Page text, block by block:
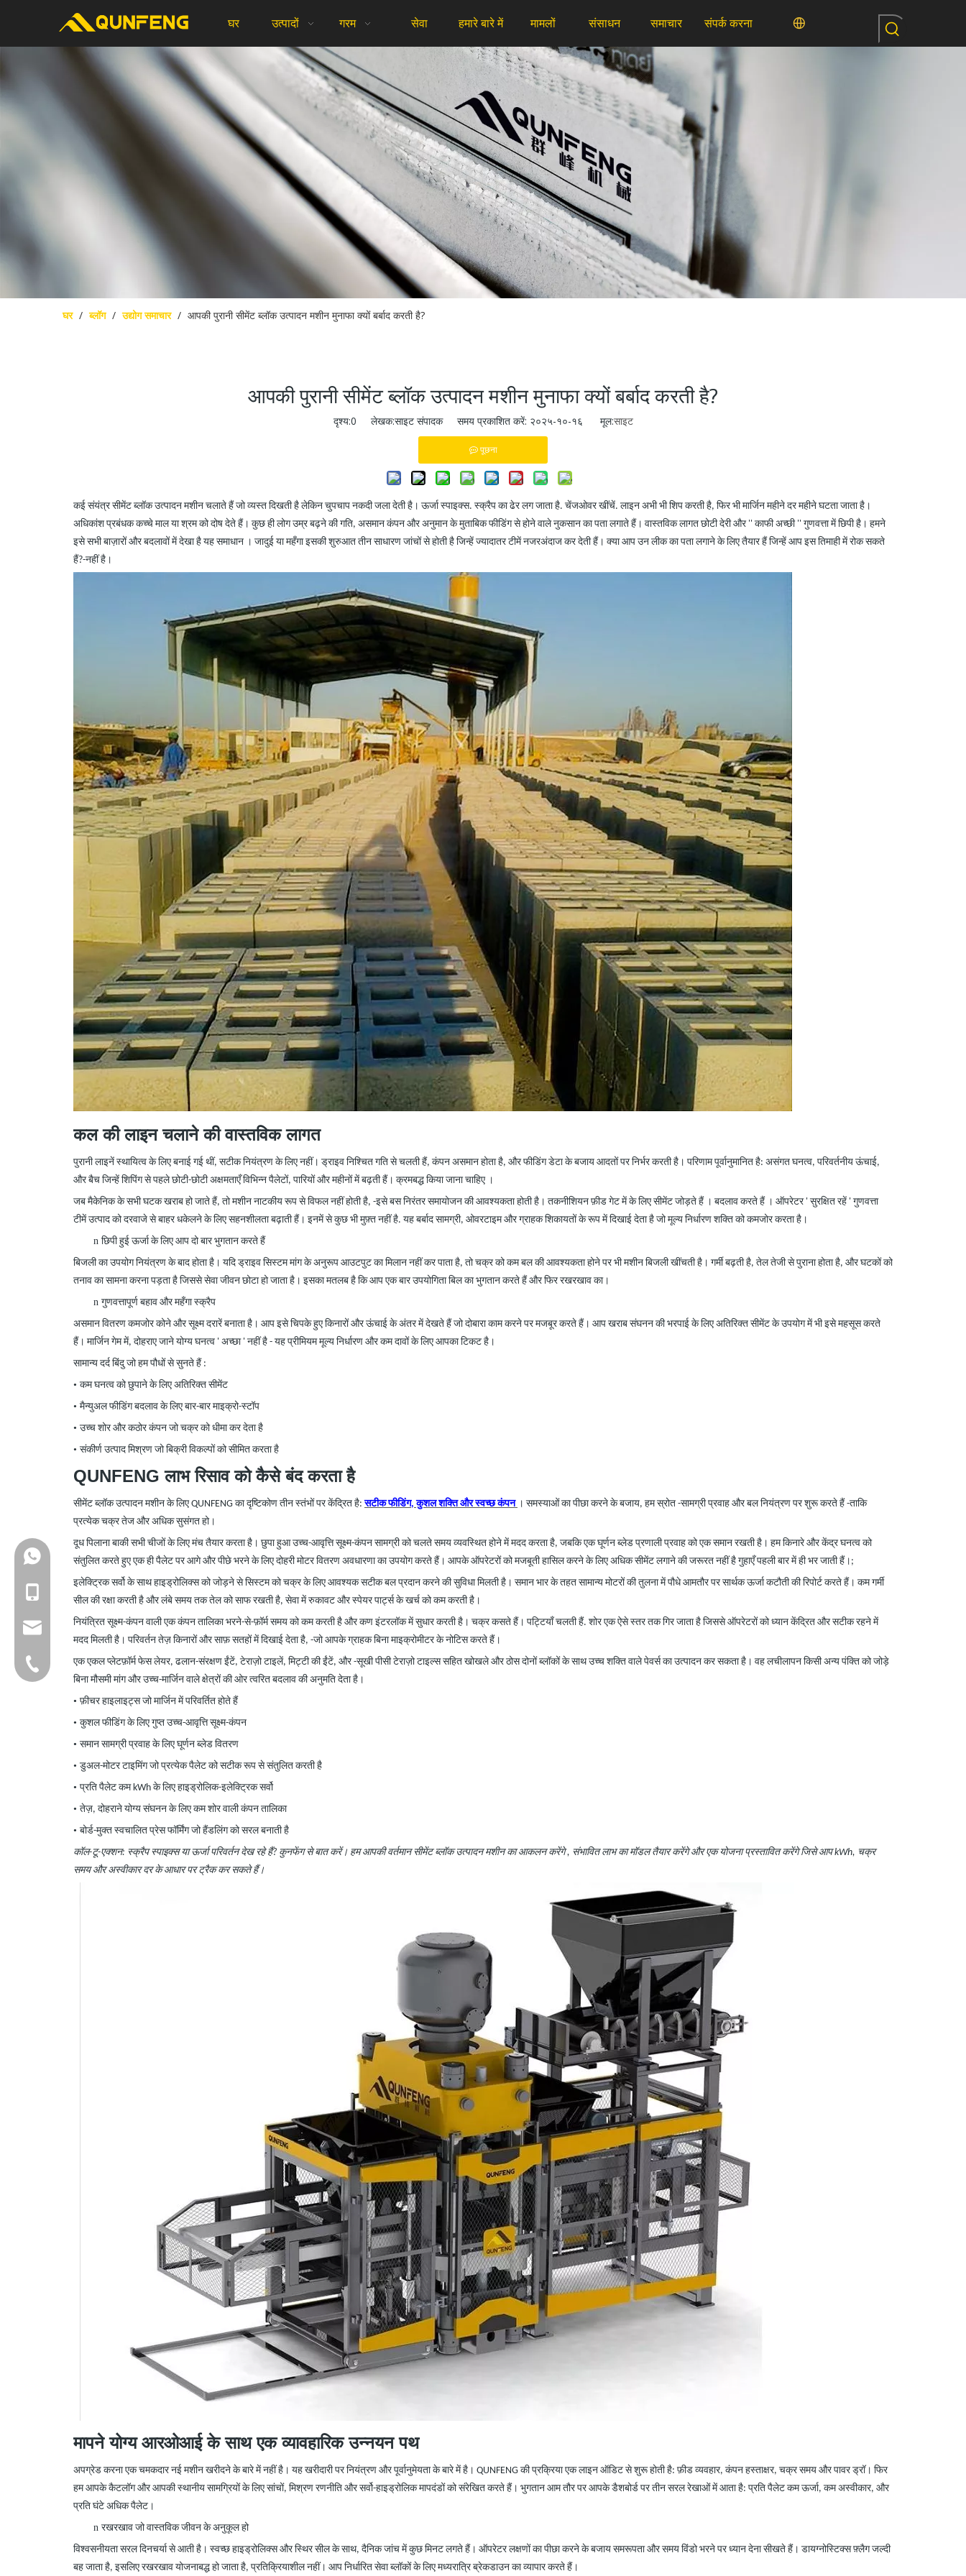
घर उत्पादों गरम सेवा हमारे बारे में मामलों संसाधन समाचार संपर्क करना
घर / ब्लॉग / उद्योग समाचार / आपकी पुरानी सीमेंट ब्लॉक उत्पादन मशीन मुनाफा क्यों बर्बाद करती है?
आपकी पुरानी सीमेंट ब्लॉक उत्पादन मशीन मुनाफा क्यों बर्बाद करती है?
दृश्य:0 लेखक:साइट संपादक समय प्रकाशित करें: २०२५-१०-१६ मूल:साइट
पूछना
कई संयंत्र सीमेंट ब्लॉक उत्पादन मशीन चलाते हैं जो व्यस्त दिखती है लेकिन चुपचाप नकदी जला देती है। ऊर्जा स्पाइक्स. स्क्रैप का ढेर लग जाता है. चेंजओवर खींचें. लाइन अभी भी शिप करती है, फिर भी मार्जिन महीने दर महीने घटता जाता है।
अधिकांश प्रबंधक कच्चे माल या श्रम को दोष देते हैं। कुछ ही लोग उम्र बढ़ने की गति, असमान कंपन और अनुमान के मुताबिक फीडिंग से होने वाले नुकसान का पता लगाते हैं। वास्तविक लागत छोटी देरी और '' काफी अच्छी '' गुणवत्ता में छिपी है। हमने
इसे सभी बाज़ारों और बदलावों में देखा है यह समाधान । जादुई या महँगा इसकी शुरुआत तीन साधारण जांचों से होती है जिन्हें ज्यादातर टीमें नजरअंदाज कर देती हैं। क्या आप उन लीक का पता लगाने के लिए तैयार हैं जिन्हें आप इस तिमाही में रोक सकते
हैं?-नहीं है।
कल की लाइन चलाने की वास्तविक लागत
पुरानी लाइनें स्थायित्व के लिए बनाई गई थीं, सटीक नियंत्रण के लिए नहीं। ड्राइव निश्चित गति से चलती हैं, कंपन असमान होता है, और फीडिंग डेटा के बजाय आदतों पर निर्भर करती है। परिणाम पूर्वानुमानित है: असंगत घनत्व, परिवर्तनीय ऊंचाई,
और बैच जिन्हें शिपिंग से पहले छोटी-छोटी अक्षमताएँ विभिन्न पैलेटों, पारियों और महीनों में बढ़ती हैं। क्रमबद्ध कियाजानाचाहिए ।
जब मैकेनिक केसभी घटकखराब हो जाते हैं, तो मशीन नाटकीय रूप से विफल नहीं होती है, -इसेबस निरंतरसमायोजन की आवश्यकता होती है। तकनीशियन फ़ीड गेट में के लिए सीमेंट जोड़ते हैं । बदलाव करते हैं । ऑपरेटर ' सुरक्षित रहें ' गुणवत्ता
टीमें उत्पाद को दरवाजे से बाहर धकेलने के लिए सहनशीलता बढ़ाती हैं। इनमें से कुछ भी मुफ़्त नहीं है. यह बर्बाद सामग्री, ओवरटाइम और ग्राहक शिकायतों के रूप में दिखाई देता है जो मूल्य निर्धारण शक्ति को कमजोर करता है।
n छिपी हुई ऊर्जा के लिए आप दो बार भुगतान करते हैं
बिजली का उपयोग नियंत्रण के बाद होता है। यदि ड्राइव सिस्टम मांग के अनुरूप आउटपुट का मिलान नहीं कर पाता है, तो चक्र को कम बल की आवश्यकता होने पर भी मशीन बिजली खींचती है। गर्मी बढ़ती है, तेल तेजी से पुराना होता है, और घटकों को
तनाव का सामना करना पड़ता है जिससे सेवा जीवन छोटा हो जाता है। इसका मतलब है कि आप एक बार उपयोगिता बिल का भुगतान करते हैं और फिर रखरखाव का।
n गुणवत्तापूर्ण बहाव और महँगा स्क्रैप
असमान वितरण कमजोर कोने और सूक्ष्म दरारें बनाता है। आप इसे चिपके हुए किनारों और ऊंचाई के अंतर में देखते हैं जो दोबारा काम करने पर मजबूर करते हैं। आप खराब संघनन की भरपाई के लिए अतिरिक्त सीमेंट के उपयोग में भी इसे महसूस करते
हैं। मार्जिन गेम में, दोहराए जाने योग्य घनत्व ' अच्छा ' नहीं है - यह प्रीमियम मूल्य निर्धारण और कम दावों के लिए आपका टिकट है।
सामान्य दर्द बिंदु जो हम पौधों से सुनते हैं :
• कम घनत्व को छुपाने के लिए अतिरिक्त सीमेंट
• मैन्युअल फीडिंग बदलाव के लिए बार-बार माइक्रो-स्टॉप
• उच्च शोर और कठोर कंपन जो चक्र को धीमा कर देता है
• संकीर्ण उत्पाद मिश्रण जो बिक्री विकल्पों को सीमित करता है
QUNFENG लाभ रिसाव को कैसे बंद करता है
सीमेंट ब्लॉक उत्पादन मशीन के लिएQUNFENG का दृष्टिकोण तीन स्तंभों पर केंद्रित है:सटीक फीडिंग, कुशल शक्ति और स्वच्छ कंपन । समस्याओं का पीछा करने के बजाय, हम स्रोत -सामग्री प्रवाह और बल नियंत्रण पर शुरू करते हैं -ताकि
प्रत्येक चक्र तेज और अधिक सुसंगत हो।
दूध पिलाना बाकी सभी चीजों के लिए मंच तैयार करता है। छुपा हुआ उच्च-आवृत्ति सूक्ष्म-कंपन सामग्री को चलते समय व्यवस्थित होने में मदद करता है, जबकि एक घूर्णन ब्लेड प्रणाली प्रवाह को एक समान रखती है। हम किनारे और केंद्र घनत्व को
संतुलित करते हुए एक ही पैलेट पर आगे और पीछे भरने के लिए दोहरी मोटर वितरण अवधारणा का उपयोग करते हैं। आपके ऑपरेटरों कोमजबूती हासिल करने के लिए अधिक सीमेंट लगाने की जरूरत नहीं है गुहाएँ पहली बार में ही भर जाती हैं। ;
इलेक्ट्रिक सर्वो के साथ हाइड्रोलिक्स को जोड़ने से सिस्टम को चक्र के लिए आवश्यक सटीक बल प्रदान करने की सुविधा मिलती है। समान भार के तहत सामान्य मोटरों की तुलना में पौधे आमतौर पर सार्थक ऊर्जा कटौती की रिपोर्ट करते हैं। कम गर्मी
सील की रक्षा करती है और लंबे समय तक तेल को साफ रखती है, सेवा में रुकावट और स्पेयर पार्ट्स के खर्च को कम करती है।
नियंत्रित सूक्ष्म-कंपन वाली एक कंपन तालिका भरने-से-फ़ॉर्म समय को कम करती है और कण इंटरलॉक में सुधार करती है। चक्र कसते हैं। पट्टियाँ चलती हैं. शोर एक ऐसे स्तर तक गिर जाता है जिससे ऑपरेटरों को ध्यान केंद्रित और सटीक रहने में
मदद मिलती है। परिवर्तन तेज़ किनारों और साफ़ सतहों में दिखाई देता है, -जो आपके ग्राहक बिना माइक्रोमीटर के नोटिस करते हैं।
एक एकल प्लेटफ़ॉर्म फेस लेयर, ढलान-संरक्षण ईंटें, टेराज़ो टाइलें, मिट्टी की ईंटें, और-सूखी पीसी टेराज़ो टाइल्स सहित खोखले और ठोस दोनों ब्लॉकों के साथ उच्च शक्ति वाले पेवर्स का उत्पादन कर सकता है। वह लचीलापन किसी अन्य पंक्ति को जोड़े
बिना मौसमी मांग और उच्च-मार्जिन वाले क्षेत्रों की ओर त्वरित बदलाव की अनुमति देता है।
• फ़ीचर हाइलाइट्स जो मार्जिन में परिवर्तित होते हैं
• कुशल फीडिंग के लिए गुप्त उच्च-आवृत्ति सूक्ष्म-कंपन
• समान सामग्री प्रवाह के लिए घूर्णन ब्लेड वितरण
• डुअल-मोटर टाइमिंग जो प्रत्येक पैलेट को सटीक रूप से संतुलित करती है
• प्रति पैलेट कम kWh के लिए हाइड्रोलिक-इलेक्ट्रिक सर्वो
• तेज़, दोहराने योग्य संघनन के लिए कम शोर वाली कंपन तालिका
• बोर्ड-मुक्त स्वचालित प्रेस फॉर्मिंग जो हैंडलिंग को सरल बनाती है
कॉल-टू-एक्शन: स्क्रैप स्पाइक्स या ऊर्जा परिवर्तन देख रहे हैं? कुनफेंग से बात करें। हम आपकी वर्तमान सीमेंट ब्लॉक उत्पादन मशीन का आकलनकरेंगे, संभावित लाभ का मॉडल तैयार करेंगे और एक योजना प्रस्तावित करेंगे जिसे आप kWh, चक्र
समय और अस्वीकार दर के आधार पर ट्रैक कर सकते हैं।
मापने योग्य आरओआई के साथ एक व्यावहारिक उन्नयन पथ
अपग्रेड करना एक चमकदार नई मशीन खरीदने के बारे में नहीं है। यह खरीदारी पर नियंत्रण और पूर्वानुमेयता के बारे में है। QUNFENG कीप्रक्रिया एक लाइन ऑडिट से शुरू होती है: फ़ीड व्यवहार, कंपन हस्ताक्षर, चक्र समय और पावर ड्रॉ। फिर
हम आपके कैटलॉग और आपकी स्थानीय सामग्रियों के लिए सांचों, मिश्रण रणनीति और सर्वो-हाइड्रोलिक मापदंडों को संरेखित करते हैं। भुगतान आम तौर पर आपके डैशबोर्ड पर तीन सरल रेखाओं में आता है: प्रति पैलेट कम ऊर्जा, कम अस्वीकार, और
प्रति घंटे अधिक पैलेट।
n रखरखाव जो वास्तविक जीवन के अनुकूल हो
विश्वसनीयता सरल दिनचर्या से आती है। स्वच्छ हाइड्रोलिक्स और स्थिर सील के साथ, दैनिक जांच में कुछ मिनट लगते हैं। ऑपरेटर लक्षणों का पीछा करने के बजाय समरूपता और समय विंडो भरने पर ध्यान देना सीखते हैं। डायग्नोस्टिक्स फ़्लैग जल्दी
बह जाता है, इसलिए रखरखाव योजनाबद्ध हो जाता है, प्रतिक्रियाशील नहीं। आप निर्धारित सेवा ब्लॉकों के लिए मध्यरात्रि ब्रेकडाउन का व्यापार करते हैं।
+86-18150503129
+86-18150503129
group@qunfeng.com
+86-595 22356782